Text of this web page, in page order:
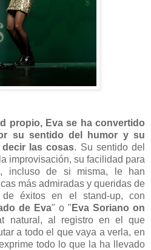
propio, Eva se ha convertido
su sentido del humor y su
las cosas. Su sentido del
improvisación, su facilidad para
incluso de si misma, le han
más admiradas y queridas de
éxitos en el stand-up, con
de Eva" o " Eva Soriano on
natural, al registro en el que
a todo el que vaya a verla, en
todo lo que la ha llevado